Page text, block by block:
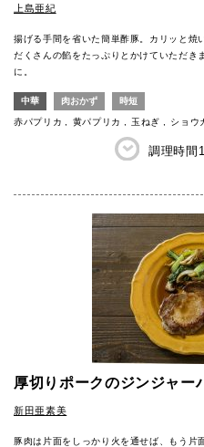
上島亜紀
揚げる手間を省いた簡単酢豚。カリッと焼
だくさんの餡をたっぷりとかけていただき
に。
中華 肉おかず 時短
赤パプリカ 黄パプリカ 玉ねぎ ショウ
調理時間
厚切りポークのジンジャー
新田亜素美
豚肉は片面をしっかり火を通せば、もう片